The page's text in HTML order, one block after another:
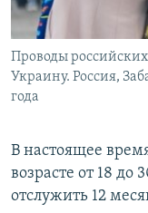
Проводы
Украину. Россия,
года
В настоящее
возрасте от 18 до
отслужить 12